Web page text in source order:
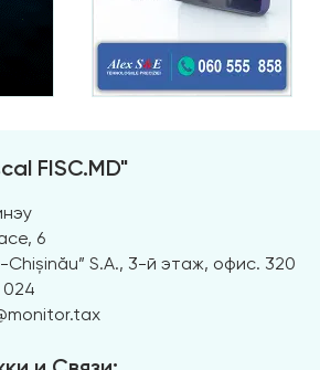
FISC.MD"
6
S.A., 3-й этаж, офис. 320
024